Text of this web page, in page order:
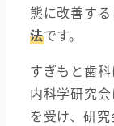
態に改善す
法です。
すぎもと歯
内科学研究
を受け、研